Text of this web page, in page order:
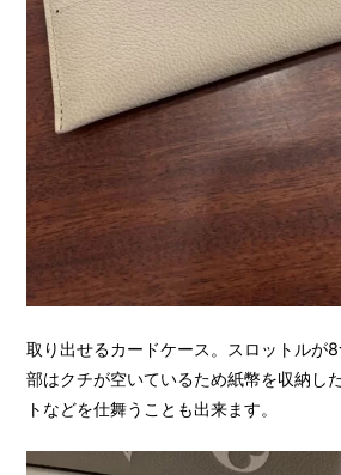
取り出せるカードケース。スロットルが
部はクチが空いているため紙幣を収納し
トなどを仕舞うことも出来ます。